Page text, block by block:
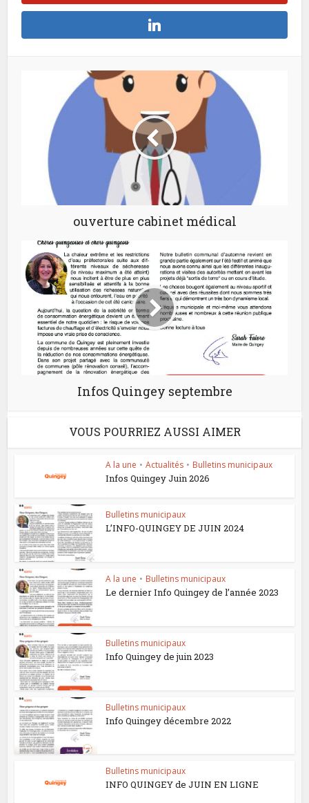
ouverture cabinet médical
Infos Quingey septembre
VOUS POURRIEZ AUSSI AIMER
A la une • Actualités • Bulletins municipaux
Infos Quingey Juin 2026
Bulletins municipaux
L’INFO-QUINGEY DE JUIN 2024
A la une • Bulletins municipaux
Le dernier Info Quingey de l’année 2023
Bulletins municipaux
Info Quingey de juin 2023
Bulletins municipaux
Info Quingey décembre 2022
Bulletins municipaux
INFO QUINGEY de JUIN EN LIGNE